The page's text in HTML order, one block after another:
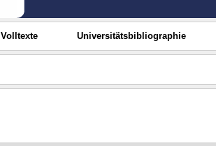
Volltexte Universitätsbibliographie